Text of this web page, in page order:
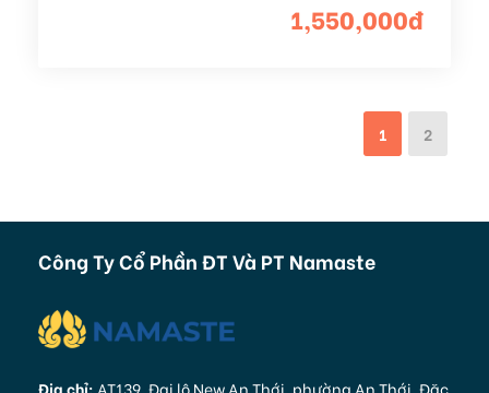
1,550,000đ
1 2
Công Ty Cổ Phần ĐT Và PT Namaste